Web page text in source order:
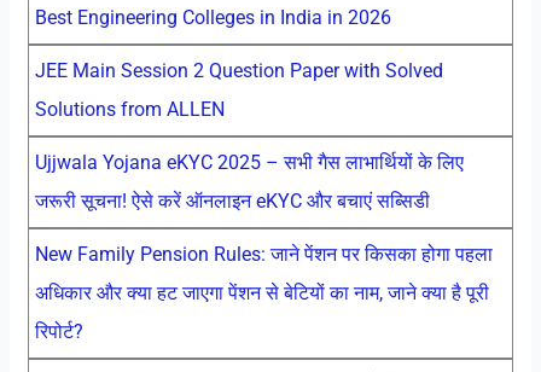
Best Engineering Colleges in India in 2026
JEE Main Session 2 Question Paper with Solved
Solutions from ALLEN
Ujjwala Yojana eKYC 2025 – सभी गैस लाभार्थियों के लिए
जरूरी सूचना! ऐसे करें ऑनलाइन eKYC और बचाएं सब्सिडी
New Family Pension Rules: जाने पेंशन पर किसका होगा पहला
अधिकार और क्या हट जाएगा पेंशन से बेटियों का नाम, जाने क्या है पूरी
रिपोर्ट?